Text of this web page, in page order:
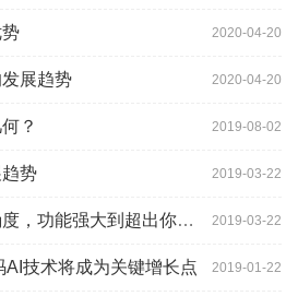
2020-04-20
2020-04-20
展趋势
2019-08-02
？
2019-03-22
势
2019-03-22
功能强大到超出你想象
2019-01-22
技术将成为关键增长点